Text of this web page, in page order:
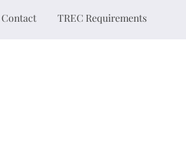
Contact TREC Requirements